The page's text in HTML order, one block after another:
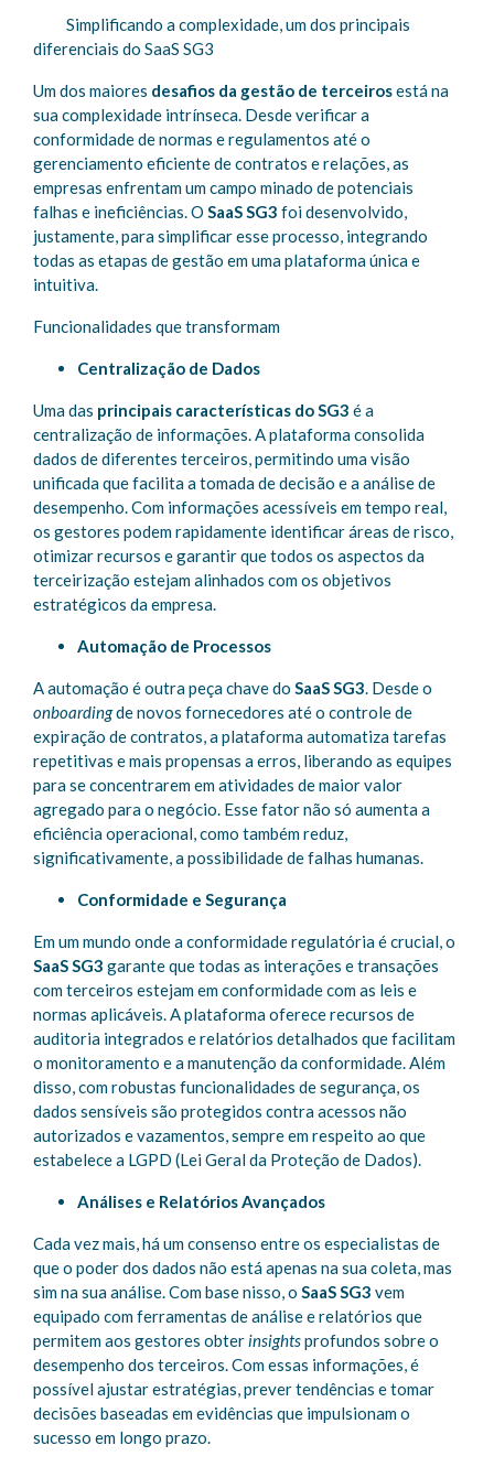
Simplificando a complexidade, um dos principais
diferenciais do SaaS SG3
Um dos maiores desafios da gestão de terceirosestá na
sua complexidade intrínseca. Desde verificar a
conformidade de normas e regulamentos até o
gerenciamento eficiente de contratos e relações, as
empresas enfrentam um campo minado de potenciais
falhas e ineficiências. O SaaS SG3 foi desenvolvido,
justamente, para simplificar esse processo, integrando
todas as etapas de gestão em uma plataforma única e
intuitiva.
Funcionalidades que transformam
Centralização de Dados
Uma das principais características do SG3 é a
centralização de informações. A plataforma consolida
dados de diferentes terceiros, permitindo uma visão
unificada que facilita a tomada de decisão e a análise de
desempenho. Com informações acessíveis em tempo real,
os gestores podem rapidamente identificar áreas de risco,
otimizar recursos e garantir que todos os aspectos da
terceirização estejam alinhados com os objetivos
estratégicos da empresa.
Automação de Processos
A automação é outra peça chave do SaaS SG3. Desde o
onboardingde novos fornecedores até o controle de
expiração de contratos, a plataforma automatiza tarefas
repetitivas e mais propensas a erros, liberando as equipes
para se concentrarem em atividades de maior valor
agregado para o negócio. Esse fator não só aumenta a
eficiência operacional, como também reduz,
significativamente, a possibilidade de falhas humanas.
Conformidade e Segurança
Em um mundo onde a conformidade regulatória é crucial, o
SaaS SG3 garante que todas as interações e transações
com terceiros estejam em conformidade com as leis e
normas aplicáveis. A plataforma oferece recursos de
auditoria integrados e relatórios detalhados que facilitam
o monitoramento e a manutenção da conformidade. Além
disso, com robustas funcionalidades de segurança, os
dados sensíveis são protegidos contra acessos não
autorizados e vazamentos, sempre em respeito ao que
estabelece a LGPD (Lei Geral da Proteção de Dados).
Análises e Relatórios Avançados
Cada vez mais, há um consenso entre os especialistas de
que o poder dos dados não está apenas na sua coleta, mas
sim na sua análise. Com base nisso, o SaaS SG3 vem
equipado com ferramentas de análise e relatórios que
permitem aos gestores obterinsightsprofundos sobre o
desempenho dos terceiros. Com essas informações, é
possível ajustar estratégias, prever tendências e tomar
decisões baseadas em evidências que impulsionam o
sucesso em longo prazo.